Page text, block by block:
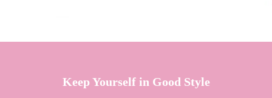
Keep Yourself in Good Style